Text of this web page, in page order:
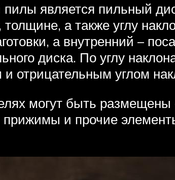
является пильный
а также углу
а внутренний –
диска. По углу
отрицательным углом
могут быть размещены
прижимы и прочие